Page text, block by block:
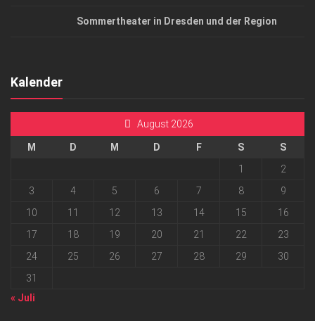
Sommertheater in Dresden und der Region
Kalender
August 2026
M D M D F S
S
1
2
3
4 5 6 7 8
9
10
11 12 13 14 15
16
17
18 19 20 21 22
23
24
25 26 27 28 29
30
31
« Juli